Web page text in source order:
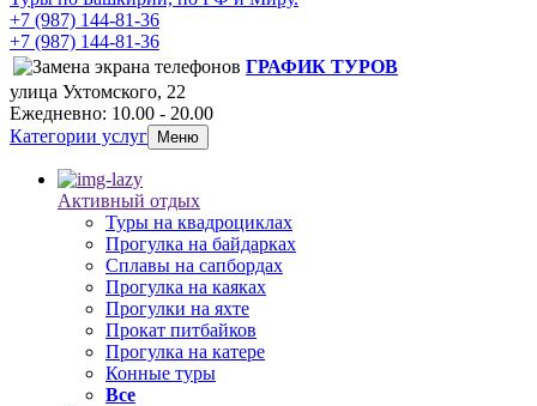
+7 (987) 144-81-36
+7 (987) 144-81-36
ГРАФИК ТУРОВ
улица Ухтомского, 22
Ежедневно: 10.00 - 20.00
Категории услуг
Меню
Активный отдых
Туры на квадроциклах
Прогулка на байдарках
Сплавы на сапбордах
Прогулка на каяках
Прогулки на яхте
Прокат питбайков
Прогулка на катере
Конные туры
Все